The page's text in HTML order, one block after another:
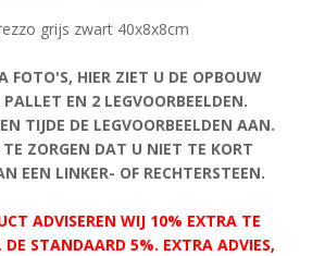
grijs zwart 40x8x8cm
FOTO'S, HIER ZIET U DE OPBOUW
EN 2 LEGVOORBEELDEN.
TIJDE DE LEGVOORBEELDEN AAN.
ZORGEN DAT U NIET TE KORT
EEN LINKER- OF RECHTERSTEEN.
ADVISEREN WIJ 10% EXTRA TE
DE STANDAARD 5%. EXTRA ADVIES,